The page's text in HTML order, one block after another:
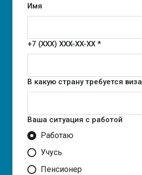
Имя
+7 (XXX) XXX-XX-XX *
В какую страну требуется виза
Ваша ситуация с работой
Работаю
Учусь
Пенсионер